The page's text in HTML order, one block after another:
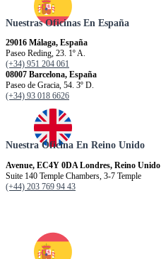
Nuestras Oficinas En España
29016 Málaga, España
Paseo Reding, 23. 1º A.
(+34) 951 204 061
08007 Barcelona, España
Paseo de Gracia, 54. 3º D.
(+34) 93 018 6626
Nuestra Oficina En Reino Unido
Avenue, EC4Y 0DA Londres, Reino Unido
Suite 140 Temple Chambers, 3-7 Temple
(+44) 203 769 94 43